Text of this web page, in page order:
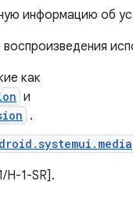
информацию об
как
и
.
H-1-SR].